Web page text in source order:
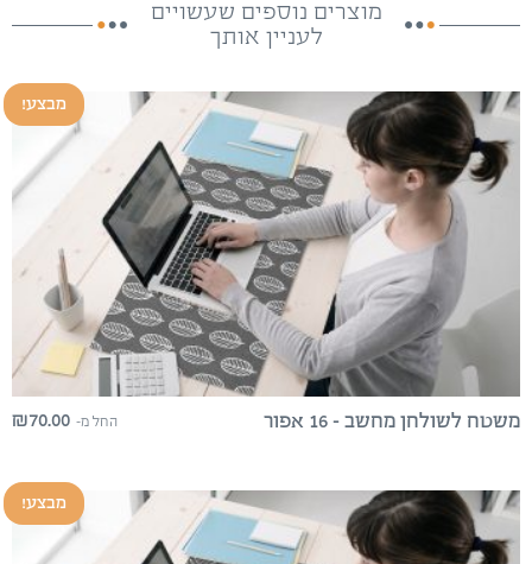
מוצרים נוספים שעשויים
לעניין אותך
מבצע!
משטח לשולחן מחשב – 16 אפור החל מ- ₪70.00
מבצע!